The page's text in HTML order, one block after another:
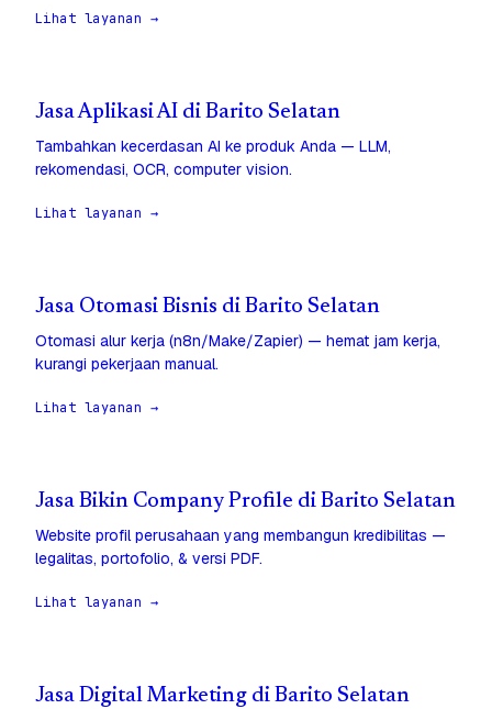
Lihat layanan →
Jasa Aplikasi AI di Barito Selatan
Tambahkan kecerdasan AI ke produk Anda — LLM,
rekomendasi, OCR, computer vision.
Lihat layanan →
Jasa Otomasi Bisnis di Barito Selatan
Otomasi alur kerja (n8n/Make/Zapier) — hemat jam kerja,
kurangi pekerjaan manual.
Lihat layanan →
Jasa Bikin Company Profile di Barito Selatan
Website profil perusahaan yang membangun kredibilitas —
legalitas, portofolio, & versi PDF.
Lihat layanan →
Jasa Digital Marketing di Barito Selatan